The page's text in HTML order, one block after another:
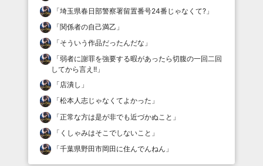
「埼玉県春日部警察署留置番号24番じゃなくて? 」
「関係者の自己満乙 」
「そういう作品だったんだな 」
「弱者に謝罪を強要する暇があったら切腹の一回二回
してから言え!! 」
「店潰し 」
「松本人志じゃなくてよかった 」
「正常な方は是が非でも近づかぬこと 」
「 くしゃみはそこでしないこと 」
「千葉県野田市岡田に住んでんねん 」